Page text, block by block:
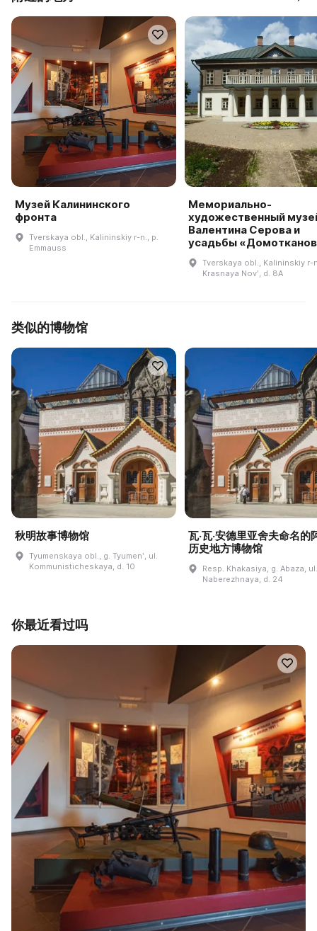
Музей Калининского
фронта
Tverskaya obl., Kalininskiy r-n., p.
Emmauss
Мемориально-
художественный
Валентина Серова и
усадьбы
Tverskaya obl., Kalininskiy r-
Krasnaya Novʹ, d. 8A
类似的博物馆
秋明故事博物馆
Tyumenskaya obl., g. Tyumenʹ, ul.
Kommunisticheskaya, d. 10
瓦·瓦·安德里亚舍夫命名的
历史地方博物馆
Resp. Khakasiya, g. Abaza, ul.
Naberezhnaya, d. 24
你最近看过吗